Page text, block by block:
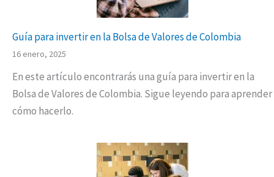
Guía para invertir en la Bolsa de Valores de Colombia
16 enero, 2025
En este artículo encontrarás una guía para invertir en la
Bolsa de Valores de Colombia. Sigue leyendo para aprender
cómo hacerlo.